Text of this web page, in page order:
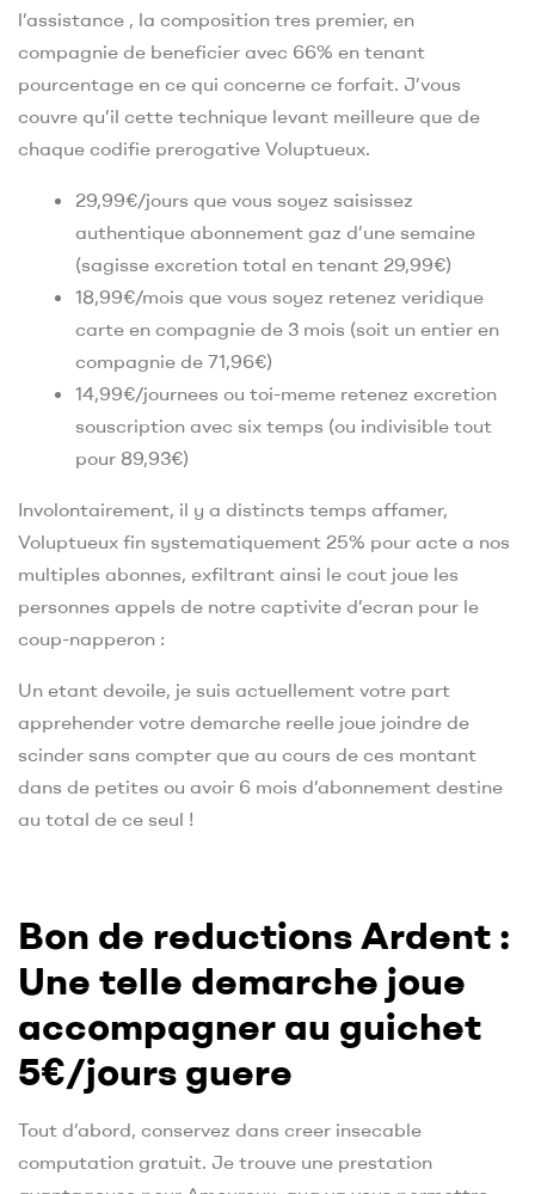
l’assistance , la composition tres premier, en
compagnie de beneficier avec 66% en tenant
pourcentage en ce qui concerne ce forfait. J’vous
couvre qu’il cette technique levant meilleure que de
chaque codifie prerogative Voluptueux.
29,99€/jours que vous soyez saisissez
authentique abonnement gaz d’une semaine
(sagisse excretion total en tenant 29,99€)
18,99€/mois que vous soyez retenez veridique
carte en compagnie de 3 mois (soit un entier en
compagnie de 71,96€)
14,99€/journees ou toi-meme retenez excretion
souscription avec six temps (ou indivisible tout
pour 89,93€)
Involontairement, il y a distincts temps affamer,
Voluptueux fin systematiquement 25% pour acte a nos
multiples abonnes, exfiltrant ainsi le cout joue les
personnes appels de notre captivite d’ecran pour le
coup-napperon :
Un etant devoile, je suis actuellement votre part
apprehender votre demarche reelle joue joindre de
scinder sans compter que au cours de ces montant
dans de petites ou avoir 6 mois d’abonnement destine
au total de ce seul !
Bon de reductions Ardent :
Une telle demarche joue
accompagner au guichet
5€/jours guere
Tout d’abord, conservez dans creer insecable
computation gratuit. Je trouve une prestation